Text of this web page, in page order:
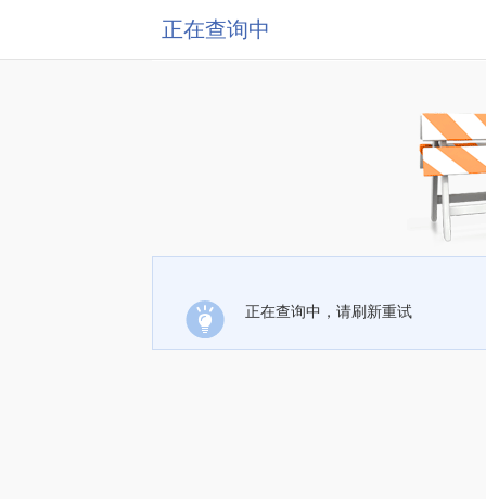
正在查询中
正在查询中，请刷新重试